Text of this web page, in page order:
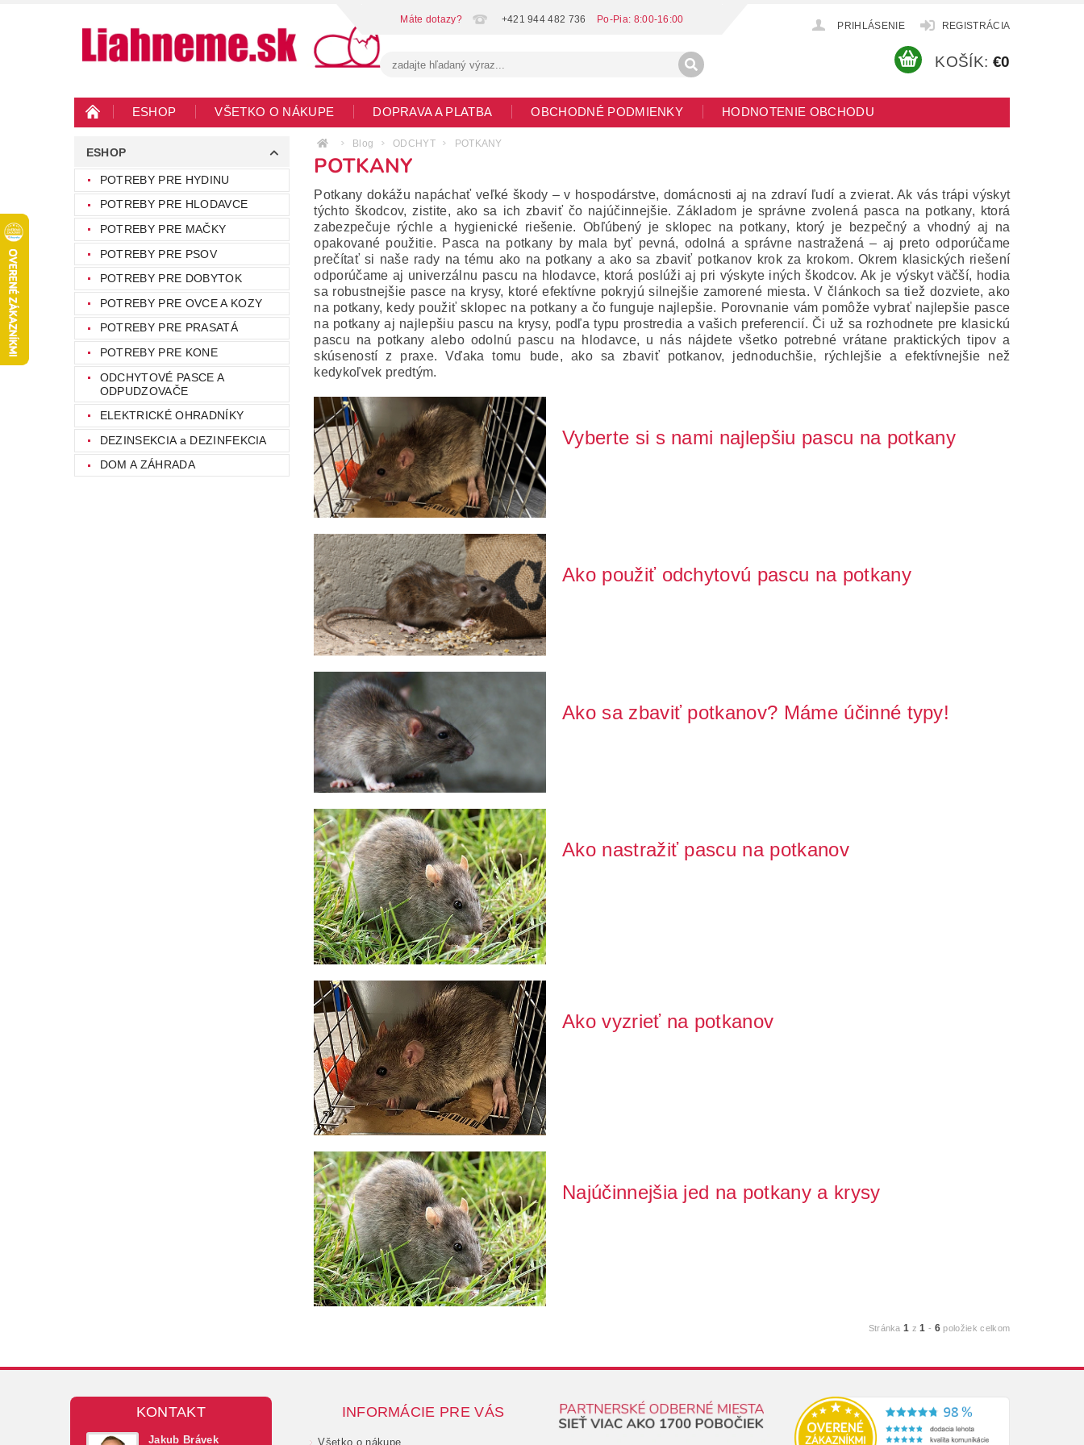
+421 944 482 736
PRIHLÁSENIE REGISTRÁCIA
KOŠÍK: €0
ESHOP VŠETKO O NÁKUPE DOPRAVA A PLATBA OBCHODNÉ PODMIENKY HODNOTENIE OBCHODU
BLOG MOJA OBJEDNÁVKA
ESHOP
POTREBY PRE HYDINU
POTREBY PRE HLODAVCE
POTREBY PRE MAČKY
POTREBY PRE PSOV
POTREBY PRE DOBYTOK
POTREBY PRE OVCE A KOZY
POTREBY PRE PRASATÁ
POTREBY PRE KONE
ODCHYTOVÉ PASCE A
ODPUDZOVAČE
ELEKTRICKÉ OHRADNÍKY
DEZINSEKCIA a DEZINFEKCIA
DOM A ZÁHRADA
Blog ODCHYT POTKANY
POTKANY
Potkany dokážu napáchať veľké škody – v hospodárstve, domácnosti aj na zdraví ľudí a zvierat. Ak vás trápi výskyt
týchto škodcov, zistite, ako sa ich zbaviť čo najúčinnejšie. Základom je správne zvolená pasca na potkany, ktorá
zabezpečuje rýchle a hygienické riešenie. Obľúbený je sklopec na potkany, ktorý je bezpečný a vhodný aj na
opakované použitie. Pasca na potkany by mala byť pevná, odolná a správne nastražená – aj preto odporúčame
prečítať si naše rady na tému ako na potkany a ako sa zbaviť potkanov krok za krokom. Okrem klasických riešení
odporúčame aj univerzálnu pascu na hlodavce, ktorá poslúži aj pri výskyte iných škodcov. Ak je výskyt väčší, hodia
sa robustnejšie pasce na krysy, ktoré efektívne pokryjú silnejšie zamorené miesta. V článkoch sa tiež dozviete, ako
na potkany, kedy použiť sklopec na potkany a čo funguje najlepšie. Porovnanie vám pomôže vybrať najlepšie pasce
na potkany aj najlepšiu pascu na krysy, podľa typu prostredia a vašich preferencií. Či už sa rozhodnete pre klasickú
pascu na potkany alebo odolnú pascu na hlodavce, u nás nájdete všetko potrebné vrátane praktických tipov a
skúseností z praxe. Vďaka tomu bude, ako sa zbaviť potkanov, jednoduchšie, rýchlejšie a efektívnejšie než
kedykoľvek predtým.
Vyberte si s nami najlepšiu pascu na potkany
Ako použiť odchytovú pascu na potkany
Ako sa zbaviť potkanov? Máme účinné typy!
Ako nastražiť pascu na potkanov
Ako vyzrieť na potkanov
Najúčinnejšia jed na potkany a krysy
Stránka1 z1 - 6 položiek celkom
KONTAKT
Jakub Brávek
INFORMÁCIE PRE VÁS
Všetko o nákupe